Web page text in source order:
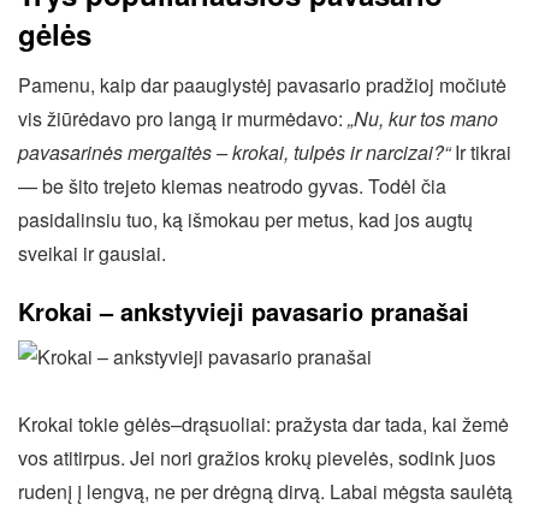
gėlės
Pamenu, kaip dar paauglystėj pavasario pradžioj močiutė
vis žiūrėdavo pro langą ir murmėdavo: „Nu, kur tos mano
pavasarinės mergaitės – krokai, tulpės ir narcizai?“Ir tikrai
— be šito trejeto kiemas neatrodo gyvas. Todėl čia
pasidalinsiu tuo, ką išmokau per metus, kad jos augtų
sveikai ir gausiai.
Krokai – ankstyvieji pavasario pranašai
Krokai tokie gėlės–drąsuoliai: pražysta dar tada, kai žemė
vos atitirpus. Jei nori gražios krokų pievelės, sodink juos
rudenį į lengvą, ne per drėgną dirvą. Labai mėgsta saulėtą